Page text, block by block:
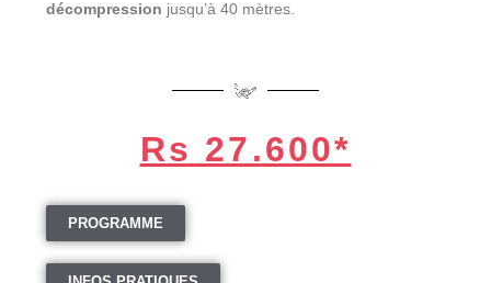
décompression jusqu’à 40 mètres.
Rs 27.600*
PROGRAMME